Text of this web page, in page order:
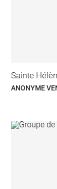
Sainte
ANONYME